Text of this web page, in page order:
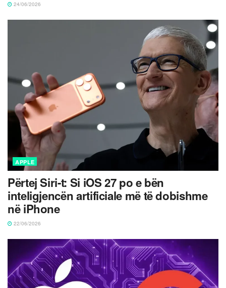
24/06/2026
APPLE
Përtej Siri-t: Si iOS 27 po e bën
inteligjencën artificiale më të dobishme
në iPhone
22/06/2026